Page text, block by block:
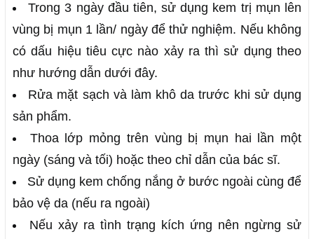
Trong 3 ngày đầu tiên, sử dụng kem trị mụn lên
vùng bị mụn 1 lần/ ngày để thử nghiệm. Nếu không
có dấu hiệu tiêu cực nào xảy ra thì sử dụng theo
như hướng dẫn dưới đây.
Rửa mặt sạch và làm khô da trước khi sử dụng
sản phẩm.
Thoa lớp mỏng trên vùng bị mụn hai lần một
ngày (sáng và tối) hoặc theo chỉ dẫn của bác sĩ.
Sử dụng kem chống nắng ở bước ngoài cùng để
bảo vệ da (nếu ra ngoài)
Nếu xảy ra tình trạng kích ứng nên ngừng sử